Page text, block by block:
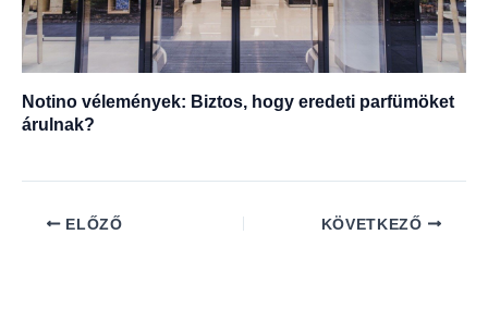
Notino vélemények: Biztos, hogy eredeti parfümöket
árulnak?
ELŐZŐ KÖVETKEZŐ